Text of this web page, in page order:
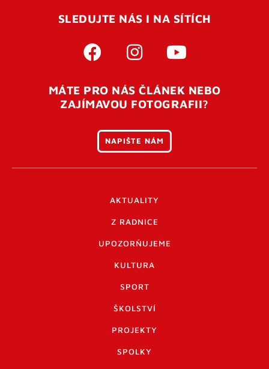
SLEDUJTE NÁS I NA SÍTÍCH
MÁTE PRO NÁS ČLÁNEK NEBO
ZAJÍMAVOU FOTOGRAFII?
NAPIŠTE NÁM
AKTUALITY
Z RADNICE
UPOZORŇUJEME
KULTURA
SPORT
ŠKOLSTVÍ
PROJEKTY
SPOLKY